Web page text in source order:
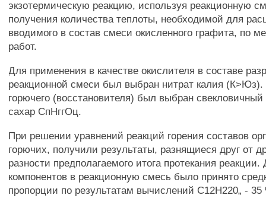
экзотермическую реакцию, используя реакционную
получения количества теплоты, необходимой для
вводимого в состав смеси окисленного графита, по
работ.
Для применения в качестве окислителя в составе
реакционной смеси был выбран нитрат калия (К>Юз).
горючего (восстановителя) был выбран
сахар СпНггОц.
При решении уравнений реакций горения составов
горючих, получили результаты, разнящиеся друг от
разности предполагаемого итога протекания
компонентов в реакционную смесь было принято
пропорции по результатам вычислений С12Н220„ -